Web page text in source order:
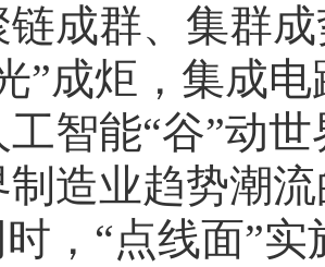
成群、集群
”成炬，集成
智能“谷”动
制造业趋势潮
，“点线面”